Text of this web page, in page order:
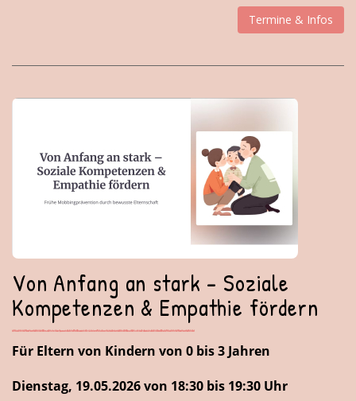
Termine & Infos
Von Anfang an stark - Soziale
Kompetenzen & Empathie fördern
Für Eltern von Kindern von 0 bis 3 Jahren
Dienstag, 19.05.2026 von 18:30 bis 19:30 Uhr